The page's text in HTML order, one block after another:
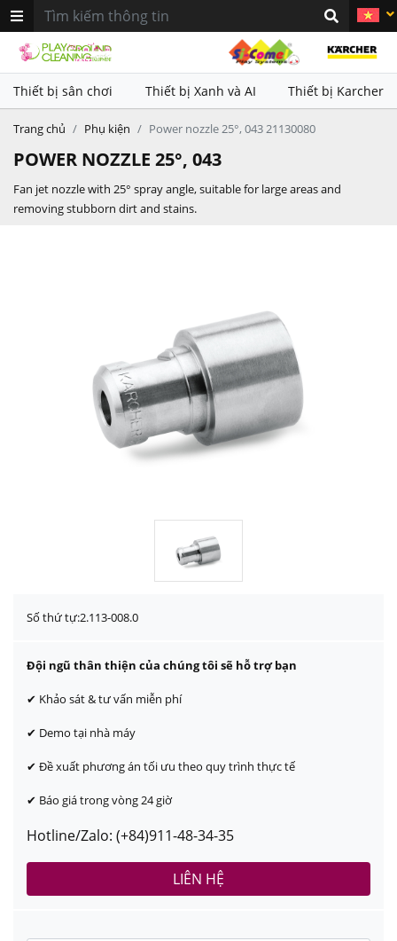
Thiết bị sân chơi Thiết bị Xanh và AI Thiết bị Karcher
thiết bị làm sạch Karcher nhằm
mang lại hiệu quả vệ sinh vượt
trội
thiết bị làm sạch Karcher nhằm
mang lại hiệu quả vệ sinh vượt
trội
Trang chủ Phụ kiện Power nozzle 25°, 043 21130080
POWER NOZZLE 25°, 043
Fan jet nozzle with 25° spray angle, suitable for large areas and
removing stubborn dirt and stains.
Số thứ tự:2.113-008.0
Đội ngũ thân thiện của chúng tôi sẽ hỗ trợ bạn
✔ Khảo sát & tư vấn miễn phí
✔ Demo tại nhà máy
✔ Đề xuất phương án tối ưu theo quy trình thực tế
✔ Báo giá trong vòng 24 giờ
Hotline/Zalo: (+84)911-48-34-35
LIÊN HỆ